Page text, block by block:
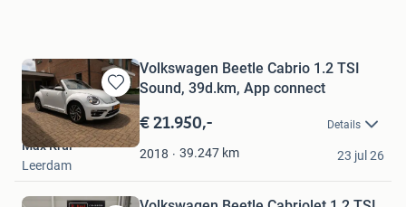
Bewaren
in
Mijn
Favorieten
Volkswagen Beetle Cabrio 1.2 TSI
Sound, 39d.km, App connect
€ 21.950,- Details
2018 39.247 km
Max Krul
Leerdam
23 jul 26